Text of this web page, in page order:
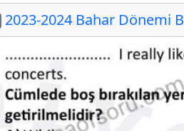
2023-2024 Bahar Dönemi